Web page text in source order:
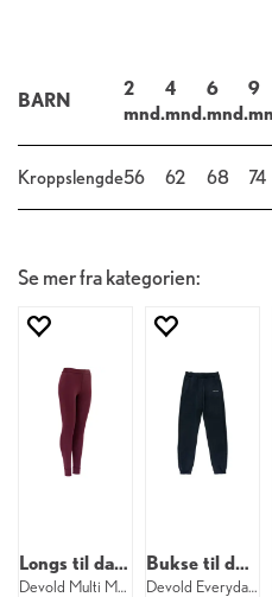
BARN
2
mnd.
4
mnd.
6
mnd.
9
Kroppslengde56 62 68 74
Se mer fra kategorien:
Longs til dame
Devold Multi Merino Longs W 744
Bukse til dame
Devold Everyday Pants W 284